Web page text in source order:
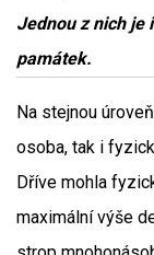
Jednou z nich je
památek.
Na stejnou
osoba, tak i
Dříve mohla
maximální výše